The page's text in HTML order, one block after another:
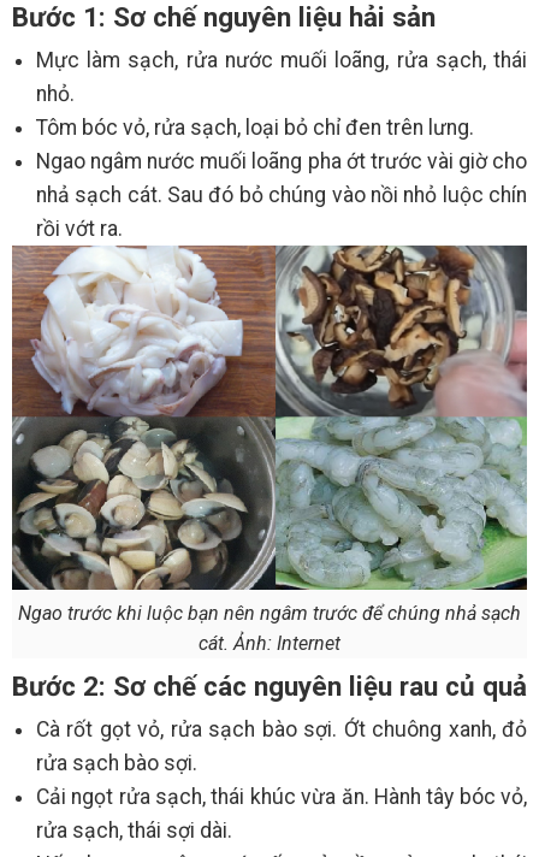
Bước 1: Sơ chế nguyên liệu hải sản
Mực làm sạch, rửa nước muối loãng, rửa sạch, thái
nhỏ.
Tôm bóc vỏ, rửa sạch, loại bỏ chỉ đen trên lưng.
Ngao ngâm nước muối loãng pha ớt trước vài giờ cho
nhả sạch cát. Sau đó bỏ chúng vào nồi nhỏ luộc chín
rồi vớt ra.
Ngao trước khi luộc bạn nên ngâm trước để chúng nhả sạch
cát. Ảnh: Internet
Bước 2: Sơ chế các nguyên liệu rau củ quả
Cà rốt gọt vỏ, rửa sạch bào sợi. Ớt chuông xanh, đỏ
rửa sạch bào sợi.
Cải ngọt rửa sạch, thái khúc vừa ăn. Hành tây bóc vỏ,
rửa sạch, thái sợi dài.